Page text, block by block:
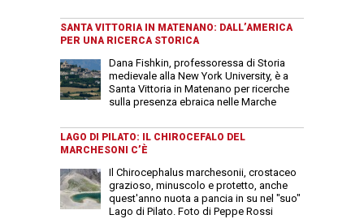
SANTA VITTORIA IN MATENANO: DALL’AMERICA
PER UNA RICERCA STORICA
Dana Fishkin, professoressa di Storia
medievale alla New York University, è a
Santa Vittoria in Matenano per ricerche
sulla presenza ebraica nelle Marche
LAGO DI PILATO: IL CHIROCEFALO DEL
MARCHESONI C’È
Il Chirocephalus marchesonii, crostaceo
grazioso, minuscolo e protetto, anche
quest'anno nuota a pancia in su nel "suo"
Lago di Pilato. Foto di Peppe Rossi